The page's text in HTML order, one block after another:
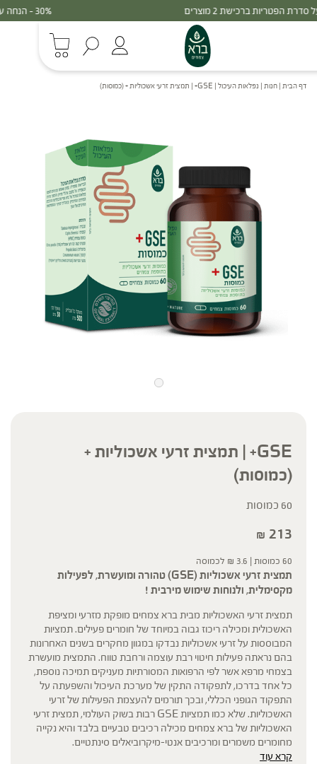
30% - הנחה על סדרת הפטריות ברכישת 3 מוצרים
דף הבית | חנות | נפלאות העיכול | GSE+ | תמצית זרעי אשכוליות + (כמוסות)
GSE+ | תמצית זרעי אשכוליות +
(כמוסות)
60 כמוסות
₪ 213
60 כמוסות | ₪ 3.6 לכמוסה
תמצית זרעי אשכוליות (GSE) טהורה ומועשרת, לפעילות
מקסימלית, ולנוחות שימוש מירבית !
תמצית זרעי האשכוליות מבית ברא צמחים מופקת מזרעי ומציפת
האשכולית ומכילה ריכוז גבוה במיוחד של חומרים פעילים. תמציות
המבוססות על זרעי אשכוליות נבדקו במגוון מחקרים בשנים האחרונות
בהם נראתה פעילות חיטוי רבת עוצמה ורחבת טווח. התמצית מועשרת
בצמחי מרפא אשר לפי הרפואות המסורתיות מעניקים תמיכה נוספת,
כל אחד בדרכו, לתפקודה התקין של מערכת העיכול והשפעתה על
התפקוד הגופני הכללי, ובכך תורמים להעצמת הפעילות של זרעי
האשכוליות. שלא כמו תמציות GSE רבות בשוק העולמי, תמצית זרעי
האשכוליות של ברא צמחים מכילה רכיבים טבעיים בלבד והיא נקייה
מחומרים משמרים ומרכיבים אנטי-מיקרוביאלים סינתטיים.
קרא עוד